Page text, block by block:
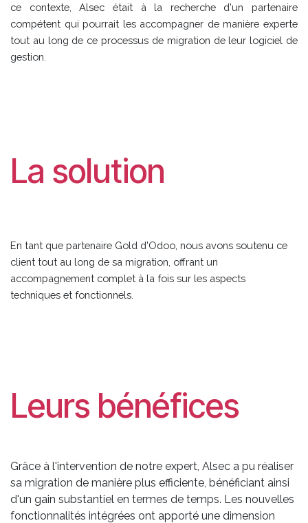
ce contexte, Alsec était à la recherche d'un partenaire
compétent qui pourrait les accompagner de manière experte
tout au long de ce processus de migration de leur logiciel de
gestion.
La solution
En tant que partenaire Gold d'Odoo, nous avons soutenu ce
client tout au long de sa migration, offrant un
accompagnement complet à la fois sur les aspects
techniques et fonctionnels.
Leurs bénéfices
Grâce à l'intervention de notre expert, Alsec a pu réaliser
sa migration de manière plus efficiente, bénéficiant ainsi
d'un gain substantiel en termes de temps. Les nouvelles
fonctionnalités intégrées ont apporté une dimension